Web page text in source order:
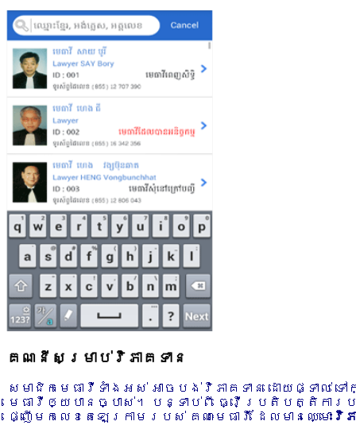
គណនីសម្រាប់វិភាគទាន
សមាជិកមេធាវីទាំងអស់ អាចបង់វិភាគទាន ដោយផ្ទាល់
មេធាវីឲ្យបានច្បាស់។ បន្ទាប់ពី ធ្វើប្រតិបត្តិកា
ផ្ញើមកលេខតេឡេក្រាមរបស់ គណៈមេធាវី ដែលមានឈ្មោះ វិភ